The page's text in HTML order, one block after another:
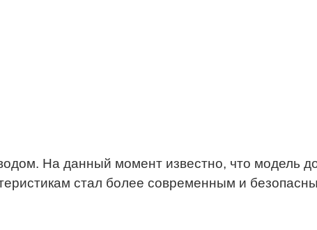
На данный момент известно, что модель
стал более современным и